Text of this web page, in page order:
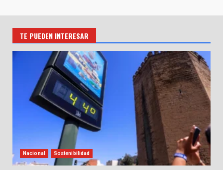
TE PUEDEN INTERESAR
Nacional Sostenibilidad